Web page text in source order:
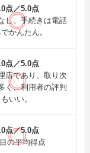
点／5.0点
し。手続きは電話
かんたん。
点／5.0点
店であり、取り次
く、利用者の評判
もいい。
点／5.0点
の平均得点